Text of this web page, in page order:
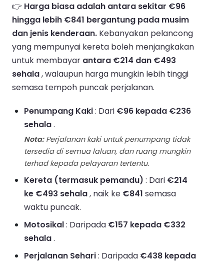
👉 Harga biasa adalah antara sekitar €96
hingga lebih €841 bergantung pada musim
dan jenis kenderaan. Kebanyakan pelancong
yang mempunyai kereta boleh menjangkakan
untuk membayar antara €214 dan €493
sehala, walaupun harga mungkin lebih tinggi
semasa tempoh puncak perjalanan.
Penumpang Kaki: Dari €96 kepada €236
sehala.
Nota:Perjalanan kaki untuk penumpang tidak
tersedia di semua laluan, dan ruang mungkin
terhad kepada pelayaran tertentu.
Kereta (termasuk pemandu) : Dari €214
ke €493 sehala, naik ke €841 semasa
waktu puncak.
Motosikal: Daripada €157 kepada €332
sehala.
Perjalanan Sehari: Daripada €438 kepada